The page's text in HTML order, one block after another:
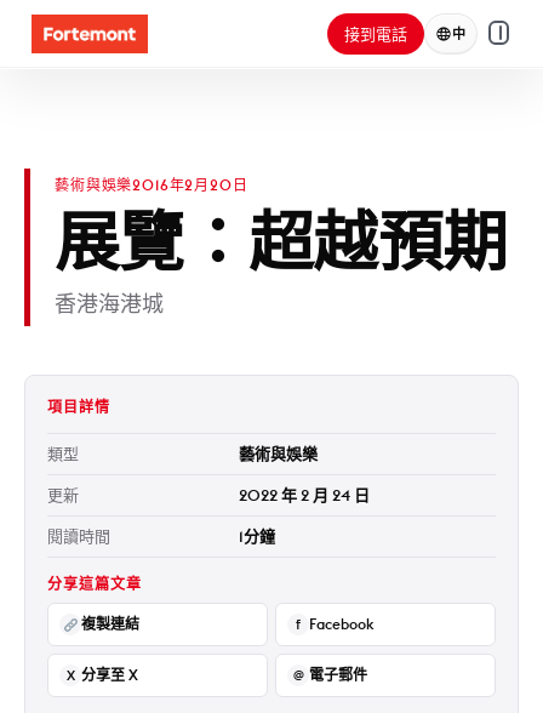
接到電話 中
藝術與娛樂2016年2月20日
展覽：超越預期
香港海港城
項目詳情
類型 藝術與娛樂
更新 2022 年 2 月 24 日
閱讀時間 1分鐘
分享這篇文章
複製連結 f Facebook
X 分享至 X @ 電子郵件